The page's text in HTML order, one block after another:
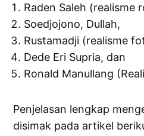
Raden Saleh (realisme
Soedjojono, Dullah,
Rustamadji (realisme
Dede Eri Supria, dan
Ronald Manullang
Penjelasan lengkap
disimak pada artikel